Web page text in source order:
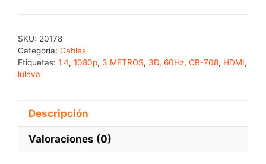
SKU: 20178
Categoría: Cables
Etiquetas: 1.4, 1080p, 3 METROS, 3D, 60Hz, CB-708, HDMI,
lulova
Descripción
Valoraciones (0)